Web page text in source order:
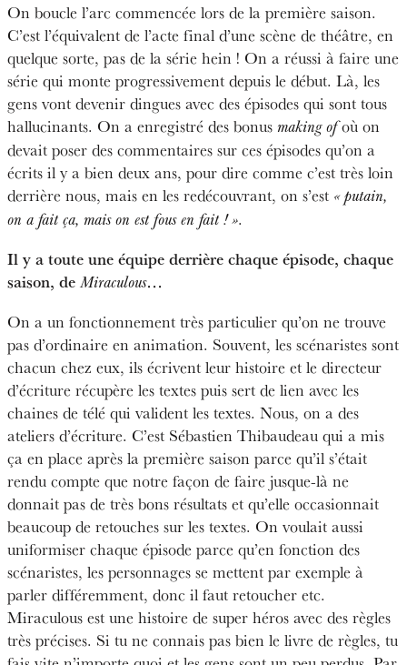
On boucle l’arc commencée lors de la première saison.
C’est l’équivalent de l’acte final d’une scène de théâtre, en
quelque sorte, pas de la série hein ! On a réussi à faire une
série qui monte progressivement depuis le début. Là, les
gens vont devenir dingues avec des épisodes qui sont tous
hallucinants. On a enregistré des bonus making ofoù on
devait poser des commentaires sur ces épisodes qu’on a
écrits il y a bien deux ans, pour dire comme c’est très loin
derrière nous, mais en les redécouvrant, on s’est « putain,
on a fait ça, mais on est fous en fait ! ».
Il y a toute une équipe derrière chaque épisode, chaque
saison, de Miraculous…
On a un fonctionnement très particulier qu’on ne trouve
pas d’ordinaire en animation. Souvent, les scénaristes sont
chacun chez eux, ils écrivent leur histoire et le directeur
d’écriture récupère les textes puis sert de lien avec les
chaines de télé qui valident les textes. Nous, on a des
ateliers d’écriture. C’est Sébastien Thibaudeau qui a mis
ça en place après la première saison parce qu’il s’était
rendu compte que notre façon de faire jusque-là ne
donnait pas de très bons résultats et qu’elle occasionnait
beaucoup de retouches sur les textes. On voulait aussi
uniformiser chaque épisode parce qu’en fonction des
scénaristes, les personnages se mettent par exemple à
parler différemment, donc il faut retoucher etc.
Miraculous est une histoire de super héros avec des règles
très précises. Si tu ne connais pas bien le livre de règles, tu